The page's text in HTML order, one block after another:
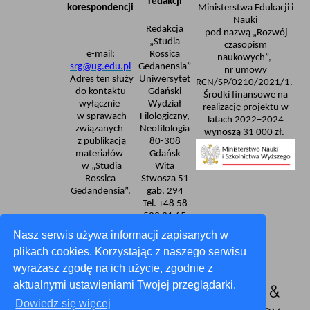
Nasz serwis używa informacji zapisanych w
plikach cookies. Korzystając z naszego serwisu
wyrażasz zgodę na ich użycie, zgodnie z
aktualnymi ustawieniami Twojej przeglądarki.
Dowiedz się więcej
korespondencji
Ministerstwa Edukacji i
Nauki
pod nazwą „Rozwój
czasopism
naukowych”,
nr umowy
RCN/SP/0210/2021/1.
Środki finansowe na
realizację projektu w
latach 2022–2024
wynoszą 31 000 zł.
e-mail:
srg@ug.edu.pl
Adres ten służy
do kontaktu
wyłącznie
w sprawach
związanych
z publikacją
materiałów
w „Studia
Rossica
Gedandensia”.
Redakcja
„Studia
Rossica
Gedanensia”
Uniwersytet
Gdański
Wydział
Filologiczny,
Neofilologia
80-308
Gdańsk
Wita
Stwosza 51
gab. 294
Tel. +48 58
523 31 65
Deklaracja dostępności